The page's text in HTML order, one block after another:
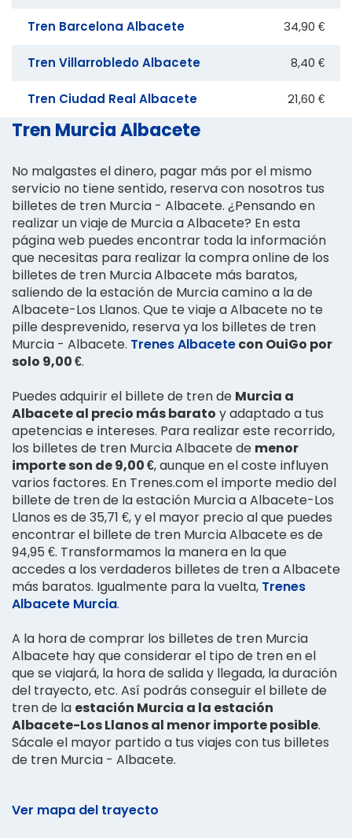
Tren Barcelona Albacete 34,90 €
Tren Villarrobledo Albacete 8,40 €
Tren Ciudad Real Albacete 21,60 €
Tren Murcia Albacete
No malgastes el dinero, pagar más por el mismo
servicio no tiene sentido, reserva con nosotros tus
billetes de tren Murcia - Albacete. ¿Pensando en
realizar un viaje de Murcia a Albacete? En esta
página web puedes encontrar toda la información
que necesitas para realizar la compra online de los
billetes de tren Murcia Albacete más baratos,
saliendo de la estación de Murcia camino a la de
Albacete-Los Llanos. Que te viaje a Albacete no te
pille desprevenido, reserva ya los billetes de tren
Murcia - Albacete. Trenes Albacetecon OuiGo por
solo 9,00 €.
Puedes adquirir el billete de tren de Murcia a
Albacete al precio más barato y adaptado a tus
apetencias e intereses. Para realizar este recorrido,
los billetes de tren Murcia Albacete de menor
importe son de 9,00 €, aunque en el coste influyen
varios factores. En Trenes.com el importe medio del
billete de tren de la estación Murcia a Albacete-Los
Llanos es de 35,71 €, y el mayor precio al que puedes
encontrar el billete de tren Murcia Albacete es de
94,95 €. Transformamos la manera en la que
accedes a los verdaderos billetes de tren a Albacete
más baratos. Igualmente para la vuelta, Trenes
Albacete Murcia.
A la hora de comprar los billetes de tren Murcia
Albacete hay que considerar el tipo de tren en el
que se viajará, la hora de salida y llegada, la duración
del trayecto, etc. Así podrás conseguir el billete de
tren de la estación Murcia a la estación
Albacete-Los Llanos al menor importe posible.
Sácale el mayor partido a tus viajes con tus billetes
de tren Murcia - Albacete.
Ver mapa del trayecto